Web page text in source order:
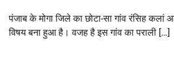
पंजाब के मोगा जिले का छोटा-सा गांव रंसिह कलां
विषय बना हुआ है। वजह है इस गांव का पराली […]